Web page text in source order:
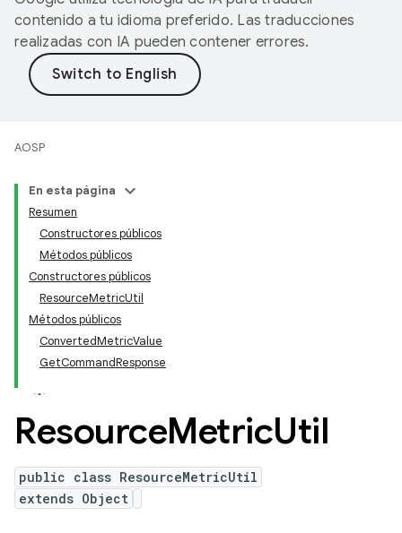
contenido a tu idioma preferido. Las traducciones
realizadas con IA pueden contener errores.
AOSP
En esta página
Resumen
Constructores públicos
Métodos públicos
Constructores públicos
ResourceMetricUtil
Métodos públicos
ConvertedMetricValue
GetCommandResponse
ResourceMetricUtil
public class ResourceMetricUtil
extends Object